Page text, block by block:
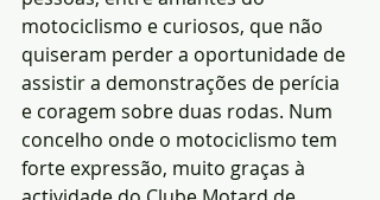
motociclismo e curiosos, que não
quiseram perder a oportunidade de
assistir a demonstrações de perícia
e coragem sobre duas rodas. Num
concelho onde o motociclismo tem
forte expressão, muito graças à